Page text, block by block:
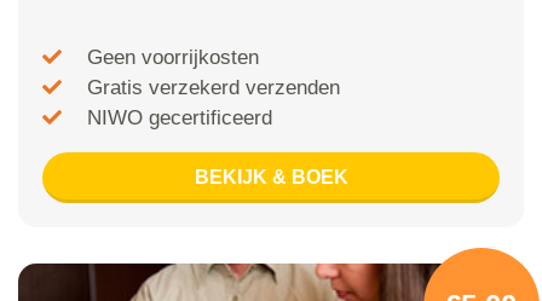
Geen voorrijkosten
Gratis verzekerd verzenden
NIWO gecertificeerd
BEKIJK & BOEK